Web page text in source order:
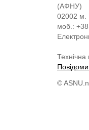
(АФНУ)
02002 м.
моб.:
Технічна
©